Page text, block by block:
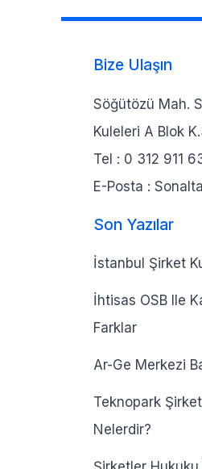
Bize Ulaşın
Söğütözü Mah.
Kuleleri A Blok
Tel : 0 312 911
E-Posta :
Son Yazılar
İstanbul Şirket
İhtisas OSB Ile
Farklar
Ar-Ge Merkezi
Teknopark
Nelerdir?